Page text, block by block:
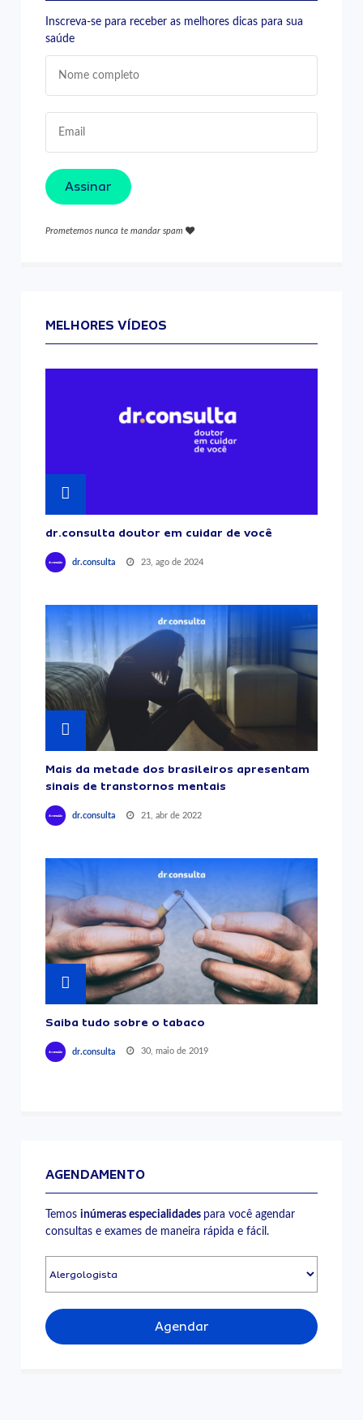
Inscreva-se para receber as melhores dicas para sua
saúde
Assinar
Prometemos nunca te mandar spam
MELHORES VÍDEOS
dr.consulta doutor em cuidar de você
dr.consulta 23, ago de 2024
Mais da metade dos brasileiros apresentam
sinais de transtornos mentais
dr.consulta 21, abr de 2022
Saiba tudo sobre o tabaco
dr.consulta 30, maio de 2019
AGENDAMENTO
Temosinúmeras especialidades para você agendar
consultas e exames de maneira rápida e fácil.
Agendar